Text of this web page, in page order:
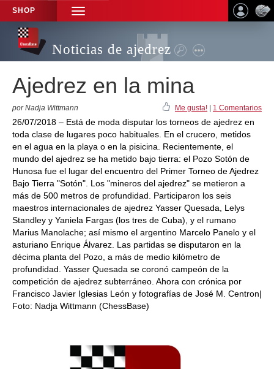
SHOP
TOGGLE
NAVIGATION
Noticias de ajedrez
Ajedrez en la mina
por Nadja Wittmann Me gusta! 1 Comentarios
26/07/2018 – Está de moda disputar los torneos de ajedrez en
toda clase de lugares poco habituales. En el crucero, metidos
en el agua en la playa o en la pisicina. Recientemente, el
mundo del ajedrez se ha metido bajo tierra: el Pozo Sotón de
Hunosa fue el lugar del encuentro del Primer Torneo de Ajedrez
Bajo Tierra "Sotón". Los "mineros del ajedrez" se metieron a
más de 500 metros de profundidad. Participaron los seis
maestros internacionales de ajedrez Yasser Quesada, Lelys
Standley y Yaniela Fargas (los tres de Cuba), y el rumano
Marius Manolache; así mismo el argentino Marcelo Panelo y el
asturiano Enrique Álvarez. Las partidas se disputaron en la
décima planta del Pozo, a más de medio kilómetro de
profundidad. Yasser Quesada se coronó campeón de la
competición de ajedrez subterráneo. Ahora con crónica por
Francisco Javier Iglesias León y fotografías de José M. Centron|
Foto: Nadja Wittmann (ChessBase)